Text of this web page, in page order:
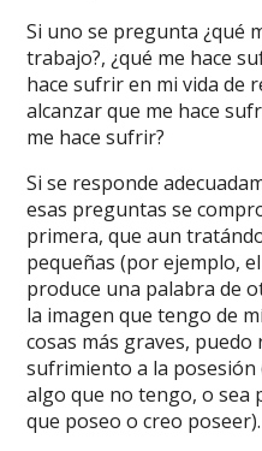
Si uno se pregunta ¿qué
trabajo?, ¿qué me hace
hace sufrir en mi vida de
alcanzar que me hace
me hace sufrir?
Si se responde
esas preguntas se
primera, que aun
pequeñas (por ejemplo,
produce una palabra de
la imagen que tengo de
cosas más graves,
sufrimiento a la
algo que no tengo, o sea
que poseo o creo poseer).